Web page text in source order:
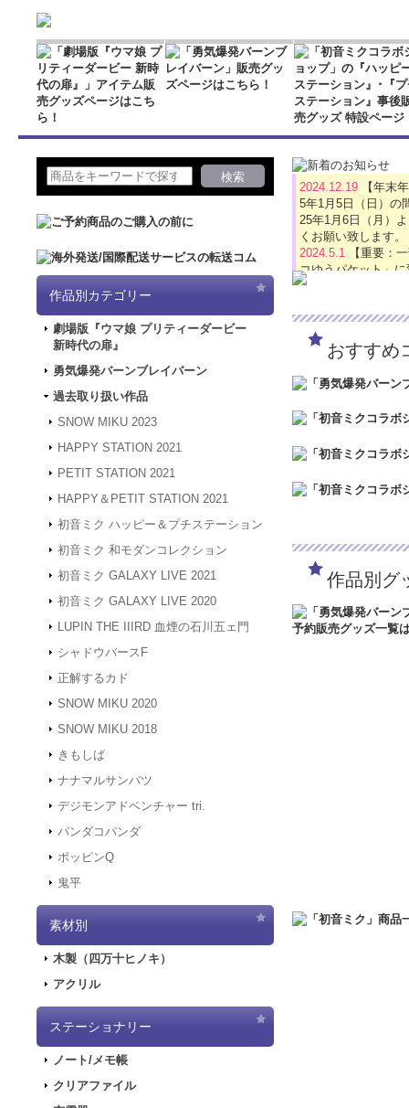
作品別カテゴリー
劇場版『ウマ娘 プリティーダービー
新時代の扉』
勇気爆発バーンブレイバーン
過去取り扱い作品
SNOW MIKU 2023
HAPPY STATION 2021
PETIT STATION 2021
HAPPY＆PETIT STATION 2021
初音ミク ハッピー＆プチステーション
初音ミク 和モダンコレクション
初音ミク GALAXY LIVE 2021
初音ミク GALAXY LIVE 2020
LUPIN THE IIIRD 血煙の石川五ェ門
シャドウバースF
正解するカド
SNOW MIKU 2020
SNOW MIKU 2018
きもしば
ナナマルサンバツ
デジモンアドベンチャー tri.
パンダコパンダ
ポッピンQ
鬼平
素材別
木製（四万十ヒノキ）
アクリル
ステーショナリー
ノート/メモ帳
クリアファイル
2024.12.19
【年末
5年1月5日（日）の
25年1月6日（月）
くお願い致します。
2024.5.1
【重要：
コゆうパケット」
2024.4.16
は4/30～5/2の間、
ど何卒よろしくお
2024.3.12「勇気爆
被災地の皆様の安
2023.12.27【年末
は、2024年1月4日
2023.4.16 【GW休
間、GW休業となり
2023.2.6
2022.1.19メンテナ
2022.1.7システム
アクセスできない
2021.7.7東京オリ
おすすめ
作品別グ